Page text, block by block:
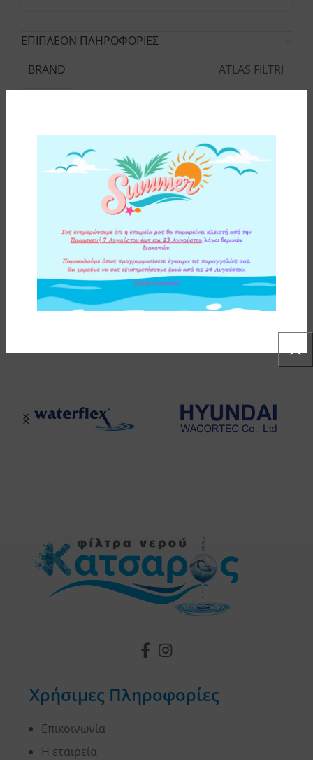
ΕΠΙΠΛΕΟΝ ΠΛΗΡΟΦΟΡΙΕΣ
BRAND
ATLAS FILTRI
Χρήσιμες Πληροφορίες
Επικοινωνία
Η εταιρεία